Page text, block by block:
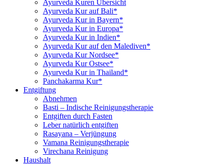
Ayurveda Kuren Übersicht
Ayurveda Kur auf Bali*
Ayurveda Kur in Bayern*
Ayurveda Kur in Europa*
Ayurveda Kur in Indien*
Ayurveda Kur auf den Malediven*
Ayurveda Kur Nordsee*
Ayurveda Kur Ostsee*
Ayurveda Kur in Thailand*
Panchakarma Kur*
Entgiftung
Abnehmen
Basti – Indische Reinigungstherapie
Entgiften durch Fasten
Leber natürlich entgiften
Rasayana – Verjüngung
Vamana Reinigungstherapie
Virechana Reinigung
Haushalt